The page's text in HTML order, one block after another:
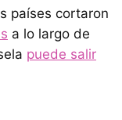
países cortaron
a lo largo de
puede salir